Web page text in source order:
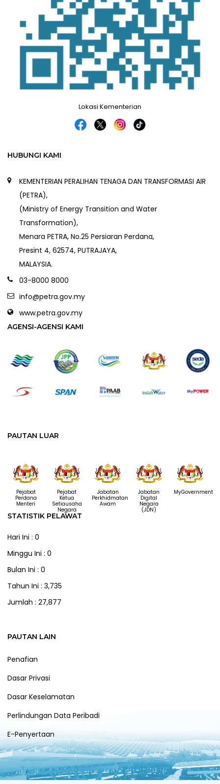
Lokasi Kementerian
HUBUNGI KAMI
KEMENTERIAN PERALIHAN TENAGA DAN TRANSFORMASI AIR
(PETRA),
(Ministry of Energy Transition and Water
Transformation),
Menara PETRA, No.25 Persiaran Perdana,
Presint 4, 62574, PUTRAJAYA,
MALAYSIA.
03-8000 8000
info@petra.gov.my
www.petra.gov.my
AGENSI-AGENSI KAMI
PAUTAN LUAR
Pejabat
Perdana
Menteri
Pejabat
Ketua
Setiausaha
Negara
Jabatan
Perkhidmatan
Awam
Jabatan
Digital
Negara
(JDN)
MyGovernment
STATISTIK PELAWAT
Hari Ini : 0
Minggu Ini : 0
Bulan Ini : 0
Tahun Ini : 3,735
Jumlah : 27,877
PAUTAN LAIN
Penafian
Dasar Privasi
Dasar Keselamatan
Perlindungan Data Peribadi
E-Penyertaan